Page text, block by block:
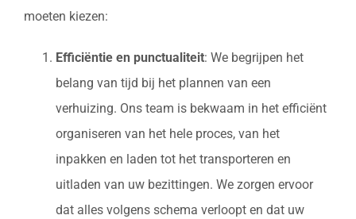
moeten kiezen:
Efficiëntie en punctualiteit: We begrijpen het
belang van tijd bij het plannen van een
verhuizing. Ons team is bekwaam in het efficiënt
organiseren van het hele proces, van het
inpakken en laden tot het transporteren en
uitladen van uw bezittingen. We zorgen ervoor
dat alles volgens schema verloopt en dat uw